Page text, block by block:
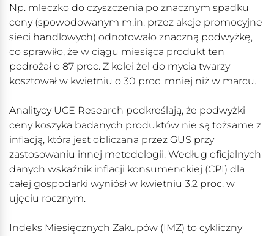
Np. mleczko do czyszczenia po znacznym spadku
ceny (spowodowanym m.in. przez akcje promocyjne
sieci handlowych) odnotowało znaczną podwyżkę,
co sprawiło, że w ciągu miesiąca produkt ten
podrożał o 87 proc. Z kolei żel do mycia twarzy
kosztował w kwietniu o 30 proc. mniej niż w marcu.
Analitycy UCE Research podkreślają, że podwyżki
ceny koszyka badanych produktów nie są tożsame z
inflacją, która jest obliczana przez GUS przy
zastosowaniu innej metodologii. Według oficjalnych
danych wskaźnik inflacji konsumenckiej (CPI) dla
całej gospodarki wyniósł w kwietniu 3,2 proc. w
ujęciu rocznym.
Indeks Miesięcznych Zakupów (IMZ) to cykliczny